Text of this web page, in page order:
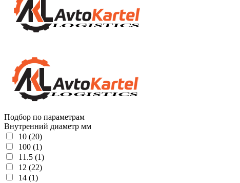
Подбор по параметрам
Внутренний диаметр мм
10 (20)
100 (1)
11.5 (1)
12 (22)
14 (1)